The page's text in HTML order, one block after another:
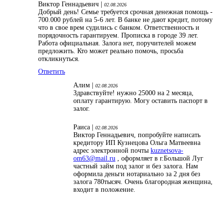
Виктор Геннадьевич | 02.08.2026
Добрый день! Семье требуется срочная денежная помощь -
700.000 рублей на 5-6 лет. В банке не дают кредит, потому
что в свое врем судились с банком. Ответственность и
порядочность гарантируем. Прописка в городе 39 лет.
Работа официальная. Залога нет, поручителей можем
предложить. Кто может реально помочь, просьба
откликнуться.
Ответить
Алим |
02.08.2026
Здравствуйте! нужно 25000 на 2 месяца,
оплату гарантирую. Могу оставить паспорт в
залог.
Раиса | 02.08.2026
Виктор Геннадьевич, попробуйте написать
кредитору ИП Кузнецова Ольга Матвеевна
адрес электронной почты kuznetsova-
om63@mail.ru , оформляет в г.Большой Луг
частный займ под залог и без залога. Нам
оформила деньги нотариально за 2 дня без
залога 780тысяч. Очень благородная женщина,
входит в положение.